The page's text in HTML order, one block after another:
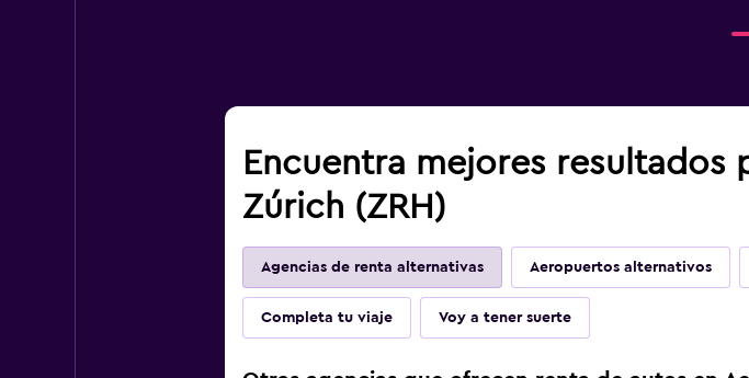
Encuentra mejores
Zúrich (ZRH)
Agencias de renta alternativas Aeropuertos alternativos
Completa tu viaje Voy a tener suerte